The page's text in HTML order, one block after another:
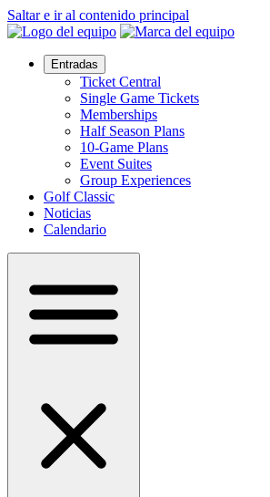
Saltar e ir al contenido principal
Entradas
Ticket Central
Single Game Tickets
Memberships
Half Season Plans
10-Game Plans
Event Suites
Group Experiences
Golf Classic
Noticias
Calendario